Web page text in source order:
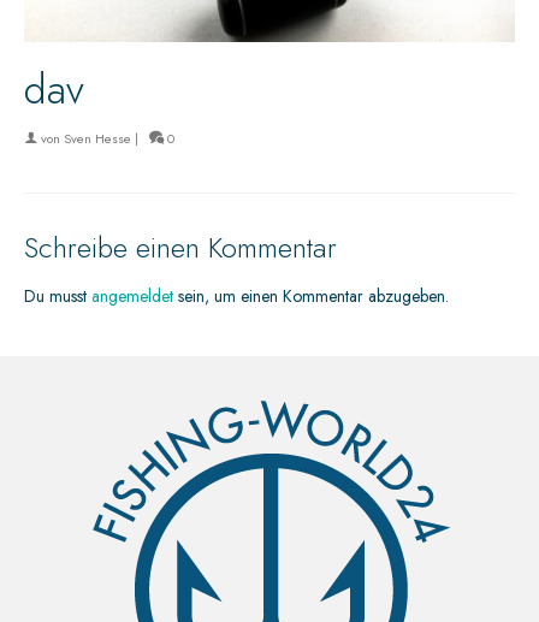
dav
von Sven Hesse | 0
Schreibe einen Kommentar
Du musst angemeldet sein, um einen Kommentar abzugeben.